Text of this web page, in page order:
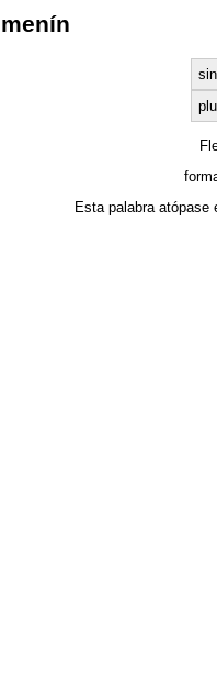
Esta palabra atópase